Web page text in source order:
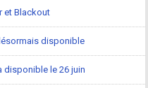
et Blackout
disponible
disponible le 26 juin